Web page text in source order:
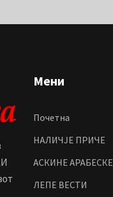
Мени
Почетна
НАЛИЧЈЕ ПРИЧЕ
АСКИНЕ АРАБЕСКЕ
ЛЕПЕ ВЕСТИ